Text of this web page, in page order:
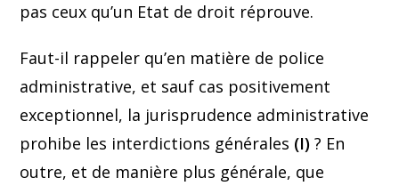
pas ceux qu’un Etat de droit réprouve.
Faut-il rappeler qu’en matière de police
administrative, et sauf cas positivement
exceptionnel, la jurisprudence administrative
prohibe les interdictions générales (I) ? En
outre, et de manière plus générale, que